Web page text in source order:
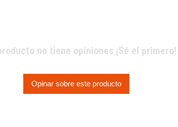
no tiene opiniones ¡Sé el primero!
Opinar sobre este producto